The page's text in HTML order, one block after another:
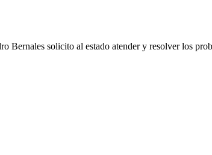
Bernales solicito al estado atender y resolver los